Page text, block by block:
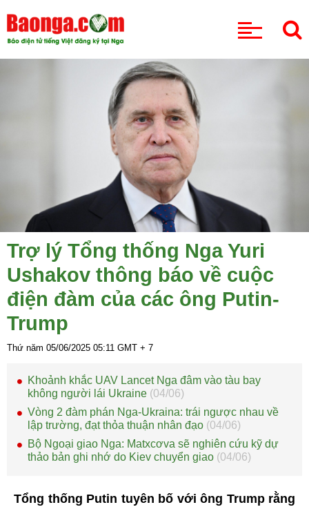
Trợ lý Tổng thống Nga Yuri
Ushakov thông báo về cuộc
điện đàm của các ông Putin-
Trump
Thứ năm 05/06/2025 05:11 GMT + 7
Khoảnh khắc UAV Lancet Nga đâm vào tàu bay
không người lái Ukraine (04/06)
Vòng 2 đàm phán Nga-Ukraina: trái ngược nhau về
lập trường, đạt thỏa thuận nhân đạo (04/06)
Bộ Ngoại giao Nga: Matxcơva sẽ nghiên cứu kỹ dự
thảo bản ghi nhớ do Kiev chuyển giao (04/06)
Tổng thống Putin tuyên bố với ông Trump rằng